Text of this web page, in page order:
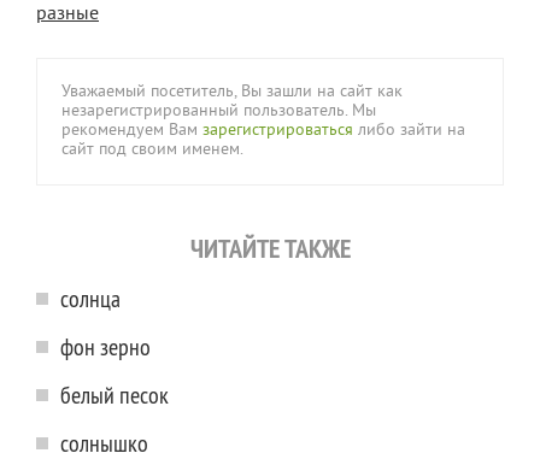
разные
Уважаемый посетитель, Вы зашли на сайт как
незарегистрированный пользователь. Мы
рекомендуем Вам зарегистрироваться либо зайти на
сайт под своим именем.
ЧИТАЙТЕ ТАКЖЕ
солнца
фон зерно
белый песок
солнышко